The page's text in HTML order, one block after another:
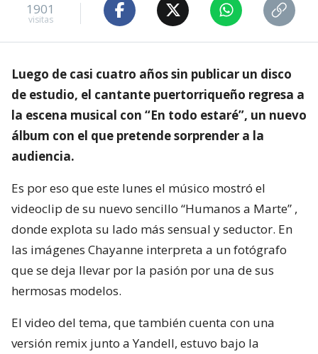
1901
visitas
Luego de casi cuatro años sin publicar un disco
de estudio, el cantante puertorriqueño regresa a
la escena musical con “En todo estaré”, un nuevo
álbum con el que pretende sorprender a la
audiencia.
Es por eso que este lunes el músico mostró el
videoclip de su nuevo sencillo “Humanos a Marte” ,
donde explota su lado más sensual y seductor. En
las imágenes Chayanne interpreta a un fotógrafo
que se deja llevar por la pasión por una de sus
hermosas modelos.
El video del tema, que también cuenta con una
versión remix junto a Yandell, estuvo bajo la